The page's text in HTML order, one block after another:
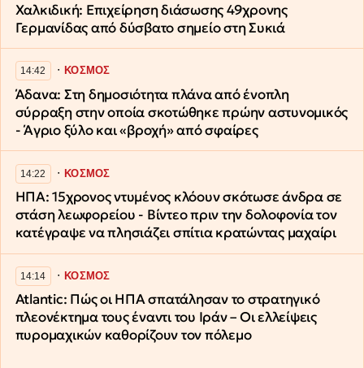
Χαλκιδική: Επιχείρηση διάσωσης 49χρονης
Γερμανίδας από δύσβατο σημείο στη Συκιά
14:42 ∙ΚΟΣΜΟΣ
Άδανα: Στη δημοσιότητα πλάνα από ένοπλη
σύρραξη στην οποία σκοτώθηκε πρώην αστυνομικός
- Άγριο ξύλο και «βροχή» από σφαίρες
14:22 ∙ΚΟΣΜΟΣ
ΗΠΑ: 15χρονος ντυμένος κλόουν σκότωσε άνδρα σε
στάση λεωφορείου - Βίντεο πριν την δολοφονία τον
κατέγραψε να πλησιάζει σπίτια κρατώντας μαχαίρι
14:14 ∙ΚΟΣΜΟΣ
Atlantic: Πώς οι ΗΠΑ σπατάλησαν το στρατηγικό
πλεονέκτημα τους έναντι του Ιράν – Οι ελλείψεις
πυρομαχικών καθορίζουν τον πόλεμο